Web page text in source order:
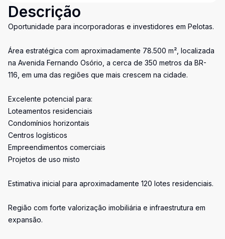
Descrição
Oportunidade para incorporadoras e investidores em Pelotas.
Área estratégica com aproximadamente 78.500 m², localizada
na Avenida Fernando Osório, a cerca de 350 metros da BR-
116, em uma das regiões que mais crescem na cidade.
Excelente potencial para:
Loteamentos residenciais
Condomínios horizontais
Centros logísticos
Empreendimentos comerciais
Projetos de uso misto
Estimativa inicial para aproximadamente 120 lotes residenciais.
Região com forte valorização imobiliária e infraestrutura em
expansão.